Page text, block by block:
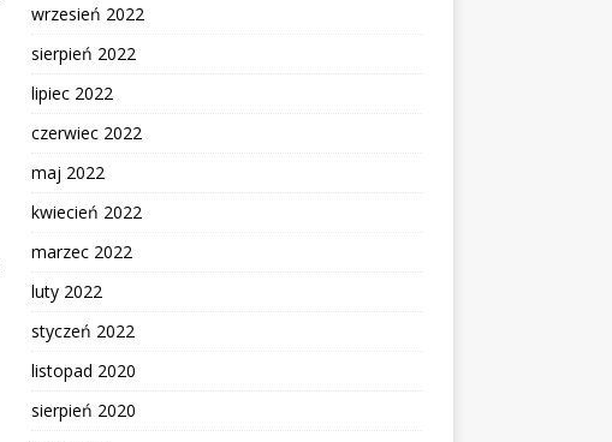
wrzesień 2022
sierpień 2022
lipiec 2022
czerwiec 2022
maj 2022
kwiecień 2022
marzec 2022
luty 2022
styczeń 2022
listopad 2020
sierpień 2020